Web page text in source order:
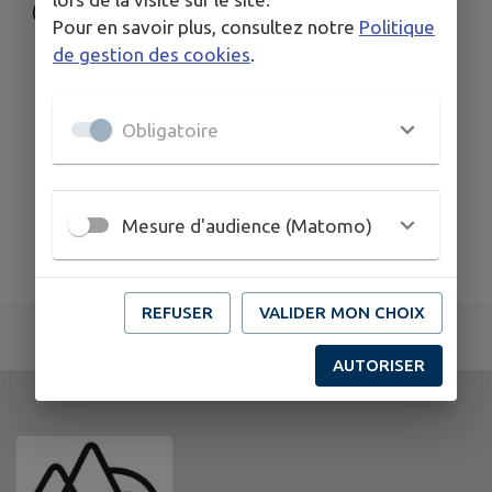
www.mairie-buzan.fr
Pour en savoir plus, consultez notre Politique
de gestion des cookies.
Obligatoire
Mesure d'audience (Matomo)
REFUSER VALIDER MON CHOIX
AUTORISER